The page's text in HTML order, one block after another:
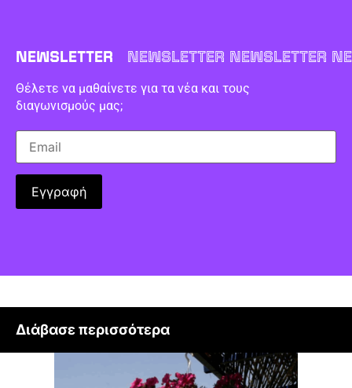
NEWSLETTER NEWSLETTER NEWSLETTER
Θέλετε να μαθαίνετε για τα νέα και τους
διαγωνισμούς μας;
Διάβασε περισσότερα